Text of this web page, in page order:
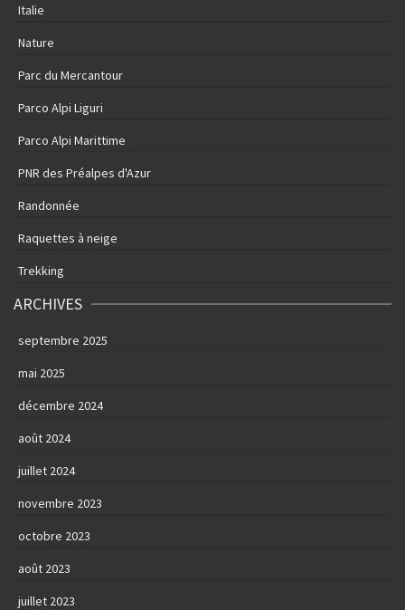
Italie
Nature
Parc du Mercantour
Parco Alpi Liguri
Parco Alpi Marittime
PNR des Préalpes d'Azur
Randonnée
Raquettes à neige
Trekking
ARCHIVES
septembre 2025
mai 2025
décembre 2024
août 2024
juillet 2024
novembre 2023
octobre 2023
août 2023
juillet 2023